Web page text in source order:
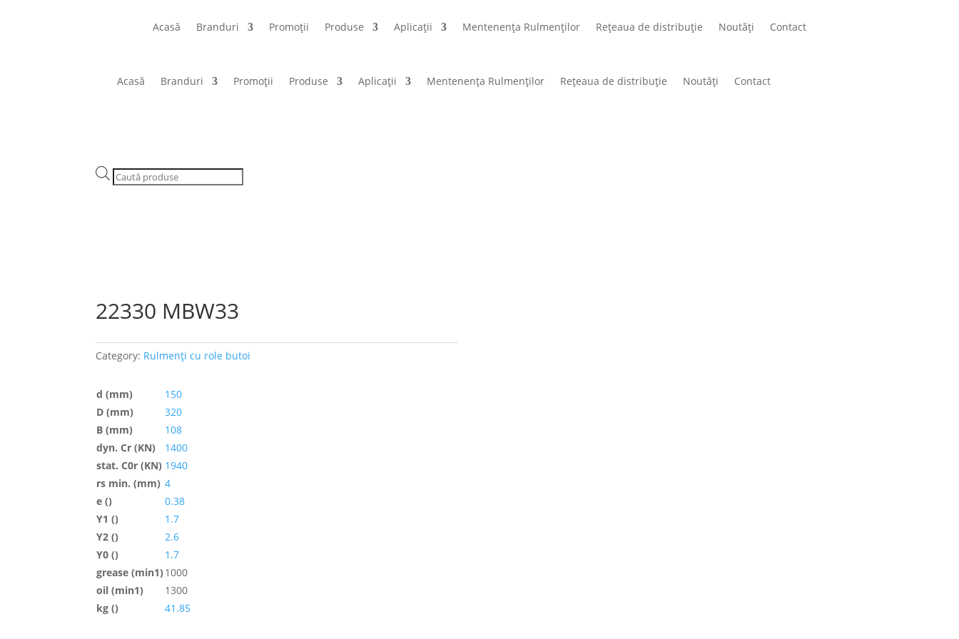
Acasă Branduri Promoții Produse Aplicații Mentenența Rulmenților Rețeaua de distribuție Noutăți Contact
Acasă Branduri Promoții Produse Aplicații Mentenența Rulmenților Rețeaua de distribuție Noutăți Contact
Products
search
22330 MBW33
Category: Rulmenți cu role butoi
d (mm)
150
D (mm)
320
B (mm)
108
dyn. Cr (KN)
1400
stat. C0r (KN) 1940
rs min. (mm) 4
e ()
0.38
Y1 ()
1.7
Y2 ()
2.6
Y0 ()
1.7
grease (min1) 1000
oil (min1)
1300
kg ()
41.85